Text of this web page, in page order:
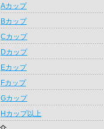
Aカップ
Bカップ
Cカップ
Dカップ
Eカップ
Fカップ
Gカップ
Hカップ以上